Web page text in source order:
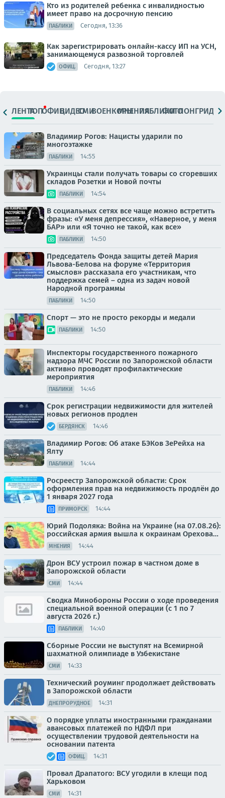
Кто из родителей ребенка с инвалидностью
имеет право на досрочную пенсию
ПАБЛИКИ Сегодня, 13:36
Как зарегистрировать онлайн-кассу ИП на УСН,
занимающемуся развозной торговлей
ОФИЦ. Сегодня, 13:27
ЛЕНТАТОПОФИЦ.ВИДЕОСМИВОЕНКОРЫМНЕНИЯПАБЛИКИ
ФОТОЛОНГРИДЫ
Владимир Рогов: Нацисты ударили по
многоэтажке
ПАБЛИКИ 14:55
Украинцы стали получать товары со сгоревших
складов Розетки и Новой почты
ПАБЛИКИ 14:54
В социальных сетях все чаще можно встретить
фразы: «У меня депрессия», «Наверное, у меня
БАР» или «Я точно не такой, как все»
ПАБЛИКИ 14:50
Председатель Фонда защиты детей Мария
Львова-Белова на форуме «Территория
смыслов» рассказала его участникам, что
поддержка семей – одна из задач новой
Народной программы
ПАБЛИКИ 14:50
Спорт — это не просто рекорды и медали
ПАБЛИКИ 14:50
Инспекторы государственного пожарного
надзора МЧС России по Запорожской области
активно проводят профилактические
мероприятия
ПАБЛИКИ 14:46
Срок регистрации недвижимости для жителей
новых регионов продлен
БЕРДЯНСК 14:46
Владимир Рогов: Об атаке БЭКов ЗеРейха на
Ялту
ПАБЛИКИ 14:44
Росреестр Запорожской области: Срок
оформления прав на недвижимость продлён до
1 января 2027 года
ПРИМОРСК 14:44
Юрий Подоляка: Война на Украине (на 07.08.26):
российская армия вышла к окраинам Орехова…
МНЕНИЯ 14:44
Дрон ВСУ устроил пожар в частном доме в
Запорожской области
СМИ 14:44
Сводка Минобороны России о ходе проведения
специальной военной операции (с 1 по 7
августа 2026 г.)
ПАБЛИКИ 14:40
Сборные России не выступят на Всемирной
шахматной олимпиаде в Узбекистане
СМИ 14:33
Технический роуминг продолжает действовать
в Запорожской области
ДНЕПРОРУДНОЕ 14:31
О порядке уплаты иностранными гражданами
авансовых платежей по НДФЛ при
осуществлении трудовой деятельности на
основании патента
ОФИЦ. 14:31
Провал Драпатого: ВСУ угодили в клещи под
Харьковом
СМИ 14:31